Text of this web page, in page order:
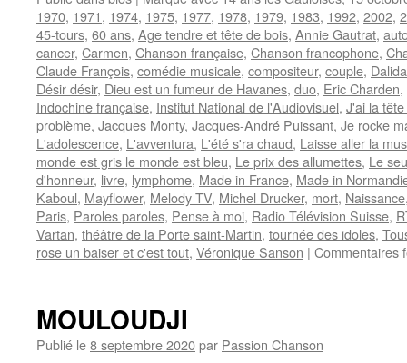
1970, 1971, 1974, 1975, 1977, 1978, 1979, 1983, 1992, 2002,
45-tours, 60 ans, Age tendre et tête de bois, Annie Gautrat,
cancer, Carmen, Chanson française, Chanson francophone,
Claude François, comédie musicale, compositeur, couple, Dalida
Désir désir, Dieu est un fumeur de Havanes, duo, Eric Charden,
Indochine française, Institut National de l'Audiovisuel, J'ai la
problème, Jacques Monty, Jacques-André Puissant, Je rocke
L'adolescence, L'avventura, L'été s'ra chaud, Laisse aller la
monde est gris le monde est bleu, Le prix des allumettes, Le
d'honneur, livre, lymphome, Made in France, Made in
Kaboul, Mayflower, Melody TV, Michel Drucker, mort, Naissance
Paris, Paroles paroles, Pense à moi, Radio Télévision Suisse,
Vartan, théâtre de la Porte saint-Martin, tournée des idoles,
rose un baiser et c'est tout, Véronique Sanson | Commentaires
MOULOUDJI
Publié le8 septembre 2020par Passion Chanson